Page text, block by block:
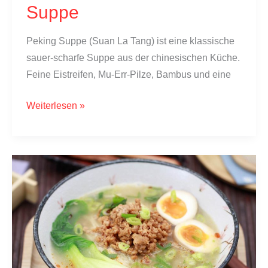
Suppe
Peking Suppe (Suan La Tang) ist eine klassische
sauer-scharfe Suppe aus der chinesischen Küche.
Feine Eistreifen, Mu-Err-Pilze, Bambus und eine
Pekingsuppe:
Tang
selber
machen
|
chinesische
sauer-
scharf
Weiterlesen »